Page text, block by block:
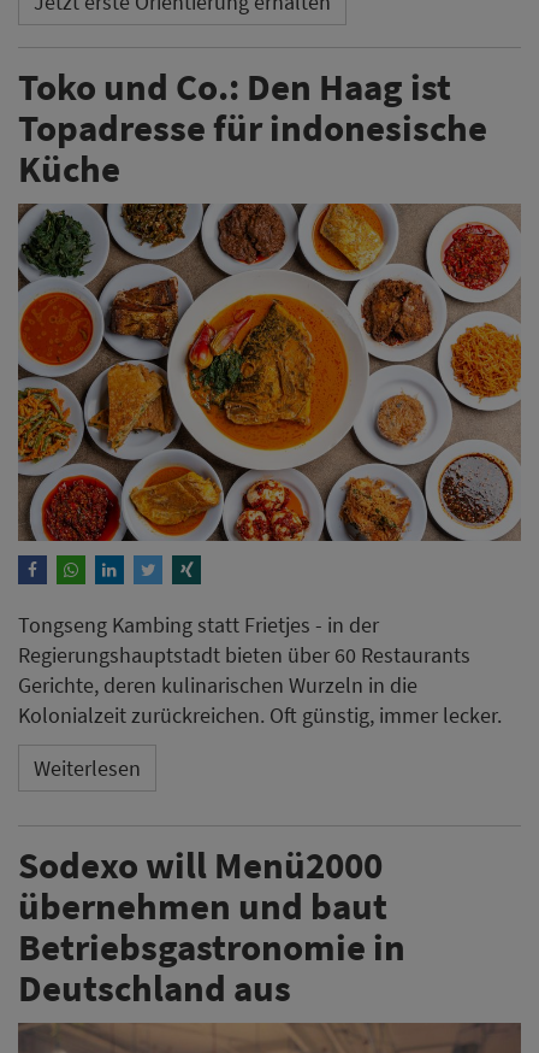
Toko und Co.: Den Haag ist
Topadresse für indonesische
Küche
Tongseng Kambing statt Frietjes - in der
Regierungshauptstadt bieten über 60 Restaurants
Gerichte, deren kulinarischen Wurzeln in die
Kolonialzeit zurückreichen. Oft günstig, immer lecker.
Weiterlesen
Sodexo will Menü2000
übernehmen und baut
Betriebsgastronomie in
Deutschland aus